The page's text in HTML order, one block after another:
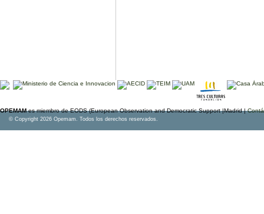
OPEMAMes miembro de EODS (European Observation and Democratic Support |Madrid |
© Copyright 2026 Opemam. Todos los derechos reservados.